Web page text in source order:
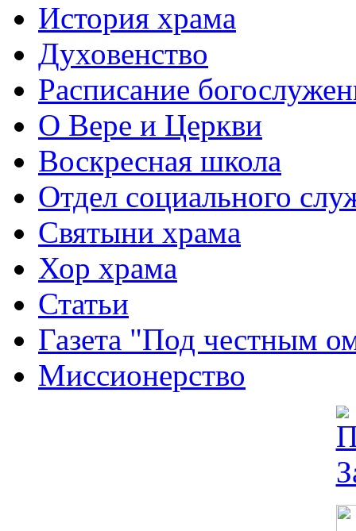
История храма
Духовенство
Расписание
О Вере и Церкви
Воскресная школа
Отдел социального
Святыни храма
Хор храма
Статьи
Газета "Под честным
Миссионерство